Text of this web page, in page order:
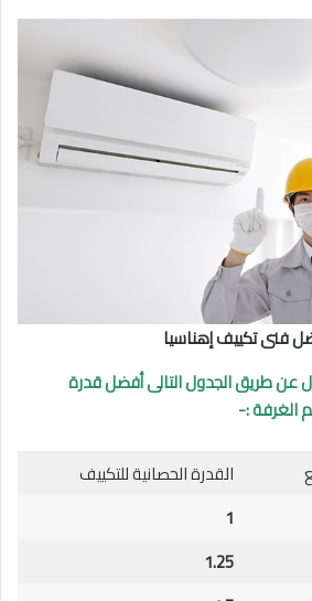
فنى تكييف إهناسيا
طريق الجدول التالى أفضل قدرة
الغرفة :-
القدرة الحصانية للتكييف
1
1.25